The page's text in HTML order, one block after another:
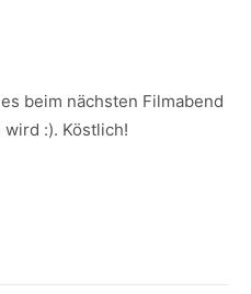
beim nächsten Filmabend
:). Köstlich!